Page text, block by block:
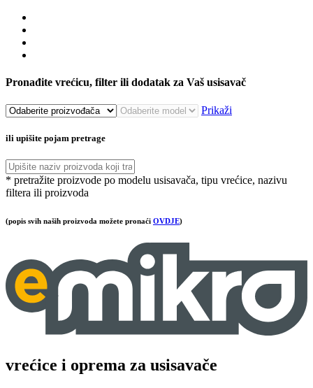
Pronađite vrećicu, filter ili dodatak za Vaš usisavač
Prikaži
ili upišite pojam pretrage
* pretražite proizvode po modelu usisavača, tipu vrećice, nazivu
filtera ili proizvoda
(popis svih naših proizvoda možete pronaći OVDJE)
vrećice i oprema za usisavače